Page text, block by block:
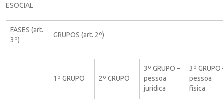
ESOCIAL
FASES (art.
3º)
GRUPOS (art. 2º)
1º GRUPO 2º GRUPO
3º GRUPO –
pessoa
jurídica
3º GRUPO
pessoa
física